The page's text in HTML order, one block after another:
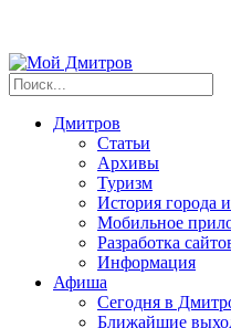
Дмитров
Статьи
Архивы
Туризм
История города
Мобильное
Разработка
Информация
Афиша
Сегодня в
Ближайшие